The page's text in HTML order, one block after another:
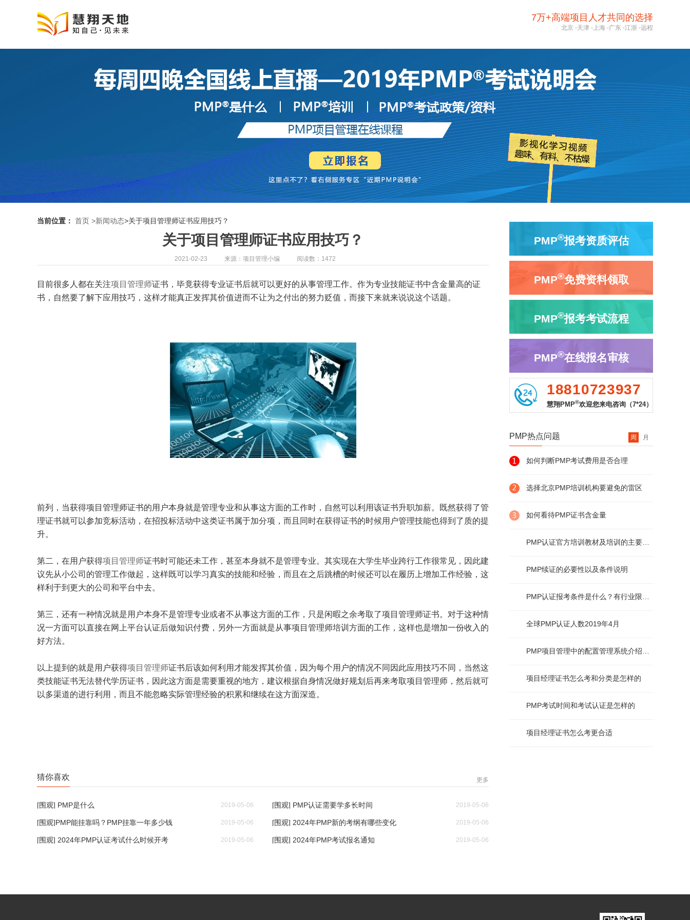
7万+高端项目人才共同的选择
北京 -天津 - 上海 -广东 -江浙 -远程
当前位置： 首页 >新闻动态>关于项目管理师证书应用技巧？
关于项目管理师证书应用技巧？
2021-02-23 来源：项目管理小编 阅读数：1472
目前很多人都在关注项目管理师证书，毕竟获得专业证书后就可以更好的从事管理工作。作为专业技能证书中含金量高的证
书，自然要了解下应用技巧，这样才能真正发挥其价值进而不让为之付出的努力贬值，而接下来就来说说这个话题。
前列，当获得项目管理师证书的用户本身就是管理专业和从事这方面的工作时，自然可以利用该证书升职加薪。既然获得了管
理证书就可以参加竞标活动，在招投标活动中这类证书属于加分项，而且同时在获得证书的时候用户管理技能也得到了质的提
升。
第二，在用户获得项目管理师证书时可能还未工作，甚至本身就不是管理专业。其实现在大学生毕业跨行工作很常见，因此建
议先从小公司的管理工作做起，这样既可以学习真实的技能和经验，而且在之后跳槽的时候还可以在履历上增加工作经验，这
样利于到更大的公司和平台中去。
第三，还有一种情况就是用户本身不是管理专业或者不从事这方面的工作，只是闲暇之余考取了项目管理师证书。对于这种情
况一方面可以直接在网上平台认证后做知识付费，另外一方面就是从事项目管理师培训方面的工作，这样也是增加一份收入的
好方法。
以上提到的就是用户获得项目管理师证书后该如何利用才能发挥其价值，因为每个用户的情况不同因此应用技巧不同，当然这
类技能证书无法替代学历证书，因此这方面是需要重视的地方，建议根据自身情况做好规划后再来考取项目管理师，然后就可
以多渠道的进行利用，而且不能忽略实际管理经验的积累和继续在这方面深造。
猜你喜欢 更多
[围观] PMP是什么 2019-05-06 [围观] PMP认证需要学多长时间 2019-05-06
[围观]PMP能挂靠吗？PMP挂靠一年多少钱 2019-05-06 [围观] 2024年PMP新的考纲有哪些变化 2019-05-06
[围观] 2024年PMP认证考试什么时候开考 2019-05-06 [围观] 2024年PMP考试报名通知 2019-05-06
PMP®报考资质评估
PMP®免费资料领取
PMP®报考考试流程
PMP®在线报名审核
18810723937
慧翔PMP®欢迎您来电咨询（7*24）
PMP热点问题 周 月
如何判断PMP考试费用是否合理
选择北京PMP培训机构要避免的雷区
如何看待PMP证书含金量
PMP续证的必要性以及条件说明
全球PMP认证人数2019年4月
项目经理证书怎么考和分类是怎样的
PMP考试时间和考试认证是怎样的
项目经理证书怎么考更合适